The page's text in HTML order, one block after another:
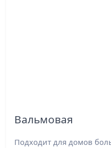
Вальмовая
Подходит для домов